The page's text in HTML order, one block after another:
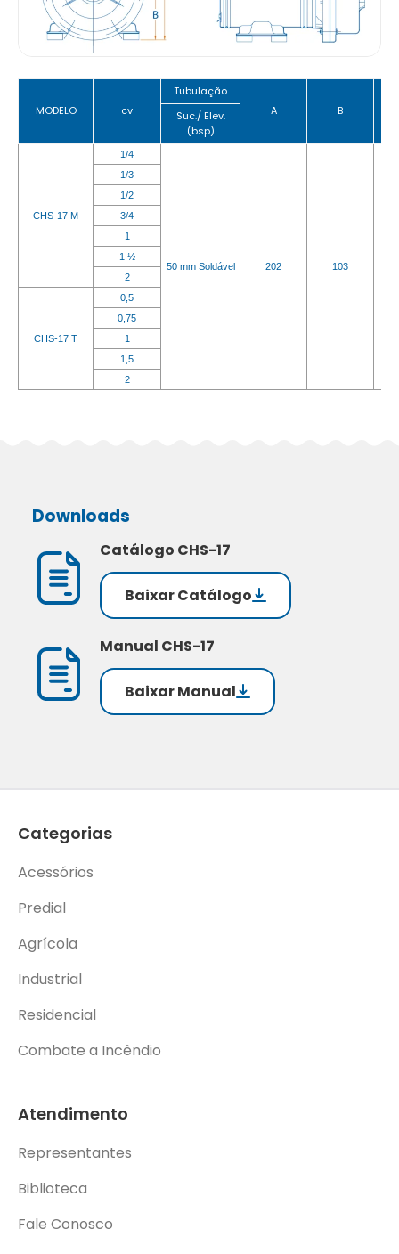
MODELO cv
Tubulação
A
B
Suc./ Elev.
(bsp)
CHS-17 M
1/4
50 mm Soldável 202 103
1/3
1/2
3/4
1
1 ½
2
CHS-17 T
0,5
0,75
1
1,5
2
Downloads
Catálogo CHS-17
Baixar Catálogo
Manual CHS-17
Baixar Manual
Categorias
Acessórios
Predial
Agrícola
Industrial
Residencial
Combate a Incêndio
Atendimento
Representantes
Biblioteca
Fale Conosco